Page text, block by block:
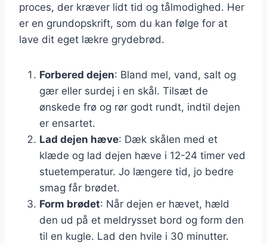
proces, der kræver lidt tid og tålmodighed. Her
er en grundopskrift, som du kan følge for at
lave dit eget lækre grydebrød.
Forbered dejen: Bland mel, vand, salt og
gær eller surdej i en skål. Tilsæt de
ønskede frø og rør godt rundt, indtil dejen
er ensartet.
Lad dejen hæve: Dæk skålen med et
klæde og lad dejen hæve i 12-24 timer ved
stuetemperatur. Jo længere tid, jo bedre
smag får brødet.
Form brødet: Når dejen er hævet, hæld
den ud på et meldrysset bord og form den
til en kugle. Lad den hvile i 30 minutter.